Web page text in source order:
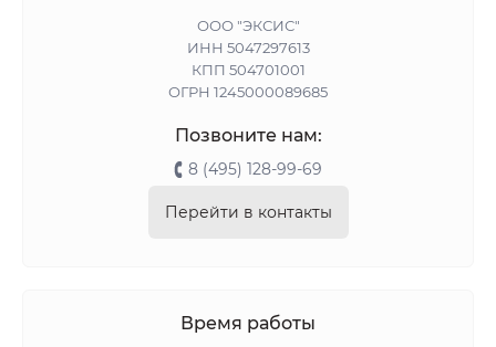
ООО "ЭКСИС"
ИНН 5047297613
КПП 504701001
ОГРН 1245000089685
Позвоните нам:
8 (495) 128-99-69
Перейти в контакты
Время работы